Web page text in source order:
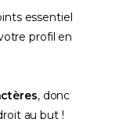
essentiel
profil en
, donc
au but !